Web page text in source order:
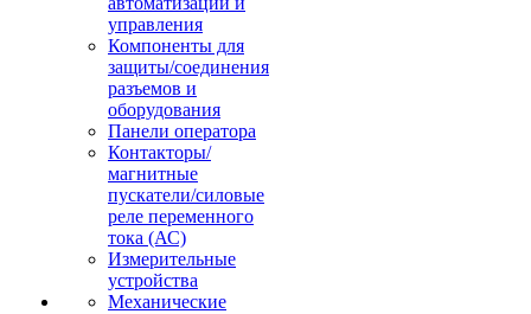
управления
Компоненты для
защиты/соединения
разъемов и
оборудования
Панели оператора
Контакторы/
магнитные
пускатели/силовые
реле переменного
тока (АС)
Измерительные
устройства
Механические